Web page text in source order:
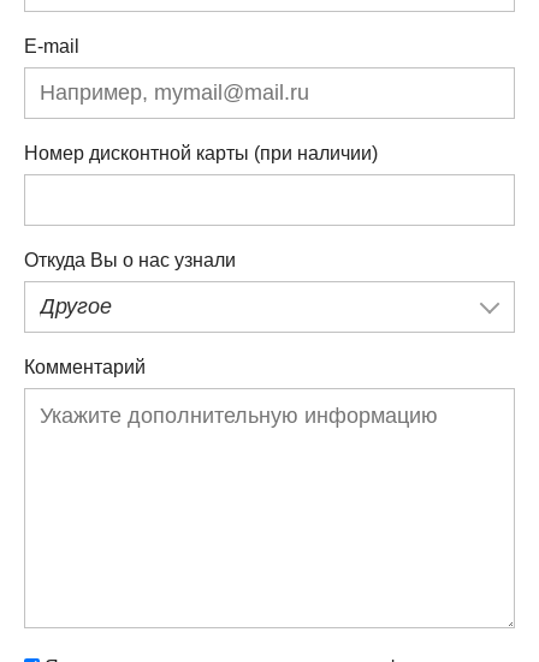
E-mail
Номер дисконтной карты (при наличии)
Откуда Вы о нас узнали
Другое
Комментарий